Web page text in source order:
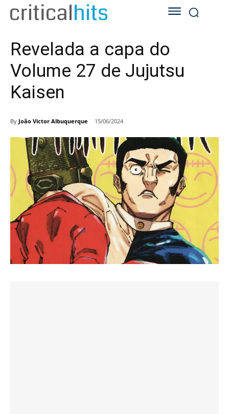
Revelada a capa do
Volume 27 de Jujutsu
Kaisen
By João Victor Albuquerque 15/06/2024